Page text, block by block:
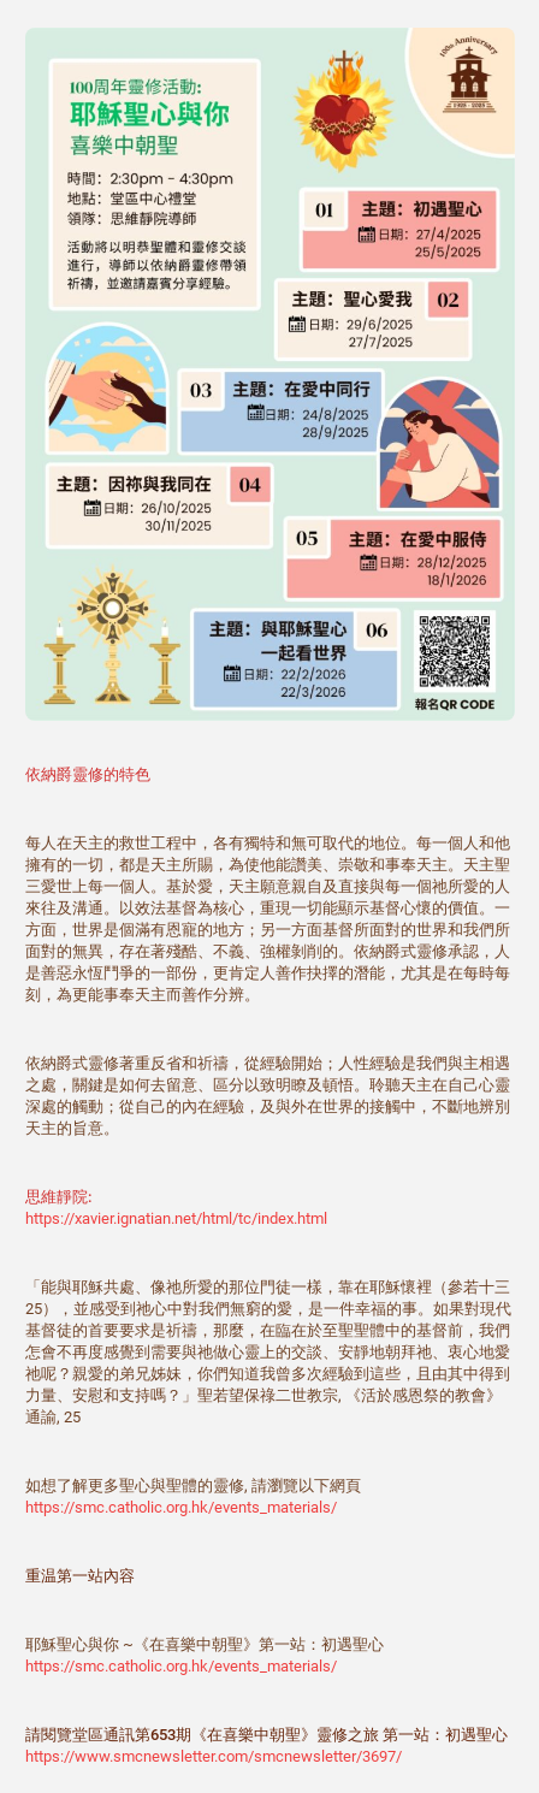
依納爵靈修的特色
每人在天主的救世工程中，各有獨特和無可取代的地位。每一個人和他
擁有的一切，都是天主所賜，為使他能讚美、崇敬和事奉天主。天主聖
三愛世上每一個人。基於愛，天主願意親自及直接與每一個祂所愛的人
來往及溝通。以效法基督為核心，重現一切能顯示基督心懷的價值。一
方面，世界是個滿有恩寵的地方；另一方面基督所面對的世界和我們所
面對的無異，存在著殘酷、不義、強權剝削的。依納爵式靈修承認，人
是善惡永恆鬥爭的一部份，更肯定人善作抉擇的潛能，尤其是在每時每
刻，為更能事奉天主而善作分辨。
依納爵式靈修著重反省和祈禱，從經驗開始；人性經驗是我們與主相遇
之處，關鍵是如何去留意、區分以致明瞭及頓悟。聆聽天主在自己心靈
深處的觸動；從自己的內在經驗，及與外在世界的接觸中，不斷地辨別
天主的旨意。
思維靜院:
https://xavier.ignatian.net/html/tc/index.html
「能與耶穌共處、像祂所愛的那位門徒一樣，靠在耶穌懷裡（參若十三
25），並感受到祂心中對我們無窮的愛，是一件幸福的事。如果對現代
基督徒的首要要求是祈禱，那麼，在臨在於至聖聖體中的基督前，我們
怎會不再度感覺到需要與祂做心靈上的交談、安靜地朝拜祂、衷心地愛
祂呢？親愛的弟兄姊妹，你們知道我曾多次經驗到這些，且由其中得到
力量、安慰和支持嗎？」聖若望保祿二世教宗, 《活於感恩祭的教會》
通諭, 25
如想了解更多聖心與聖體的靈修, 請瀏覽以下網頁
https://smc.catholic.org.hk/events_materials/
重温第一站內容
耶穌聖心與你 ~《在喜樂中朝聖》第一站：初遇聖心
https://smc.catholic.org.hk/events_materials/
請閱覽堂區通訊第653期《在喜樂中朝聖》靈修之旅 第一站：初遇聖心
https://www.smcnewsletter.com/smcnewsletter/3697/